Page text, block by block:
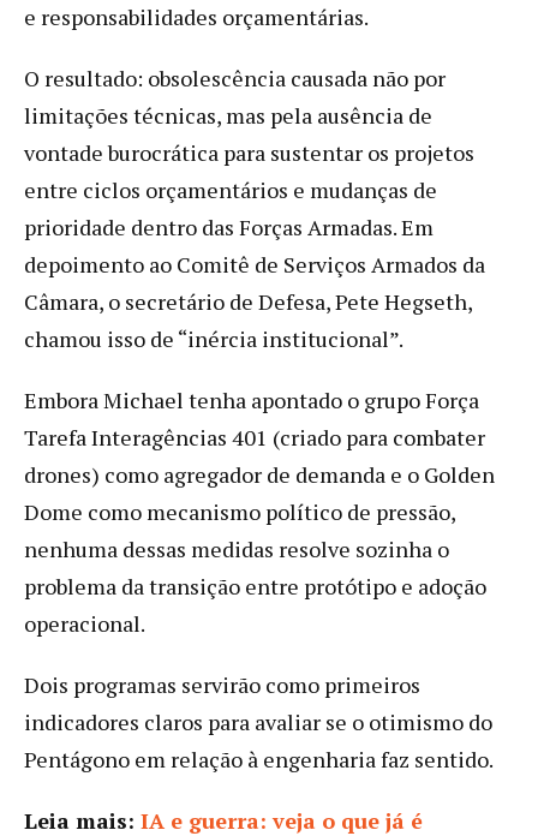
e responsabilidades orçamentárias.
O resultado: obsolescência causada não por
limitações técnicas, mas pela ausência de
vontade burocrática para sustentar os projetos
entre ciclos orçamentários e mudanças de
prioridade dentro das Forças Armadas. Em
depoimento ao Comitê de Serviços Armados da
Câmara, o secretário de Defesa, Pete Hegseth,
chamou isso de “inércia institucional”.
Embora Michael tenha apontado o grupo Força
Tarefa Interagências 401 (criado para combater
drones) como agregador de demanda e o Golden
Dome como mecanismo político de pressão,
nenhuma dessas medidas resolve sozinha o
problema da transição entre protótipo e adoção
operacional.
Dois programas servirão como primeiros
indicadores claros para avaliar se o otimismo do
Pentágono em relação à engenharia faz sentido.
Leia mais: IA e guerra: veja o que já é